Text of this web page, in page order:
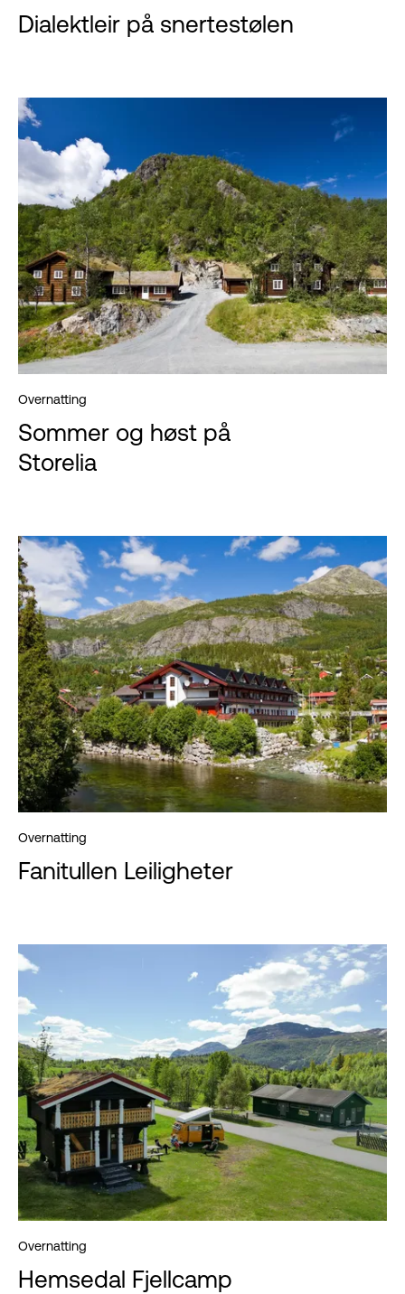
Dialektleir på snertestølen
Overnatting
Sommer og høst på
Storelia
Overnatting
Fanitullen Leiligheter
Overnatting
Hemsedal Fjellcamp